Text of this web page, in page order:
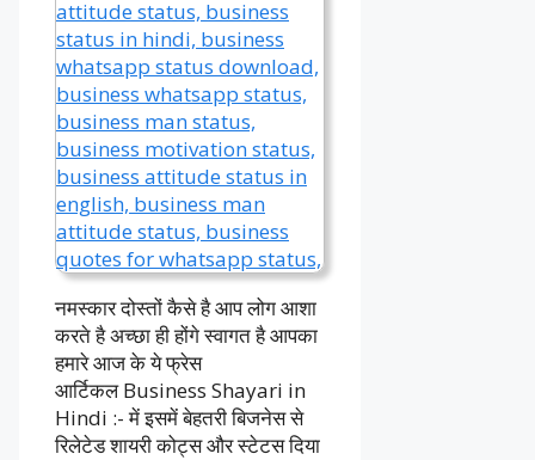
नमस्कार दोस्तों कैसे है आप लोग आशा
करते है अच्छा ही होंगे स्वागत है आपका
हमारे आज के ये फ्रेस
आर्टिकल Business Shayari in
Hindi :- में इसमें बेहतरी बिजनेस से
रिलेटेड शायरी कोट्स और स्टेटस दिया